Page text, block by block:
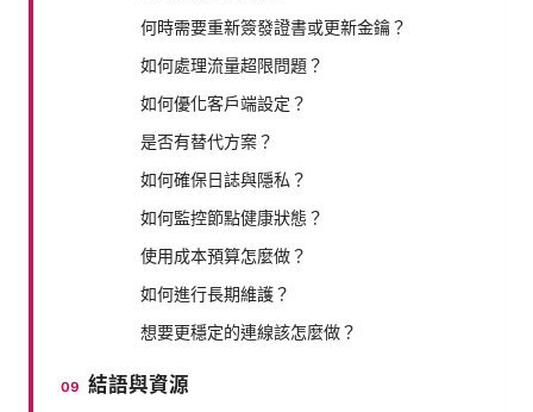
何時需要重新簽發證書或更新金鑰？
如何處理流量超限問題？
如何優化客戶端設定？
是否有替代方案？
如何確保日誌與隱私？
如何監控節點健康狀態？
使用成本預算怎麼做？
如何進行長期維護？
想要更穩定的連線該怎麼做？
結語與資源